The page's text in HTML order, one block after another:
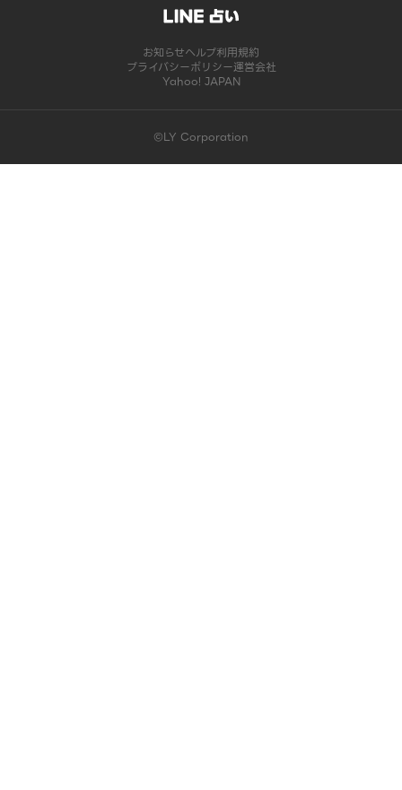
お知らせヘルプ利用規約
プライバシーポリシー運営会社
Yahoo! JAPAN
©LY Corporation
このコンテンツは掲載が終了しました | LINE占い